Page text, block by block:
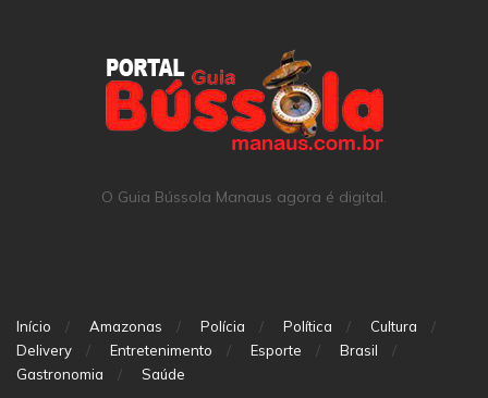
O Guia Bússola Manaus agora é digital.
Início Amazonas Polícia Política
Cultura
Delivery
Entretenimento Esporte
Brasil
Gastronomia
Saúde